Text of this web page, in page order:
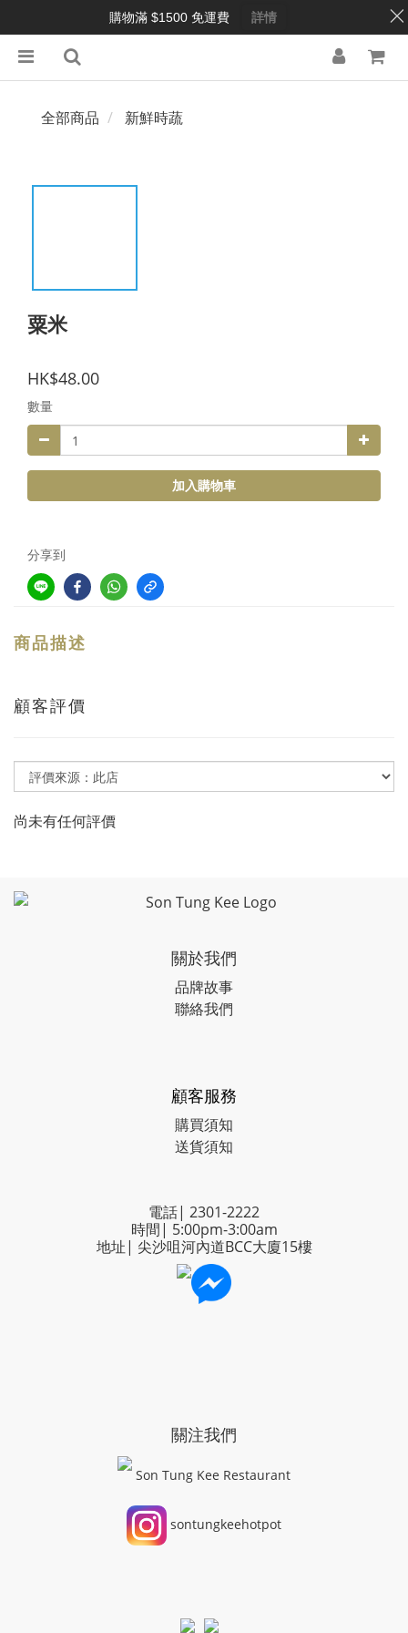
全部商品 新鮮時蔬
粟米
HK$48.00
數量
加入購物車
分享到
商品描述
顧客評價
尚未有任何評價
關於我們
品牌故事
聯絡我們
顧客服務
購買須知
送貨須知
電話| 2301-2222
時間| 5:00pm-3:00am
地址| 尖沙咀河內道BCC大廈15樓
關注我們
Son Tung Kee Restaurant
sontungkeehotpot
購物滿 $1500 免運費 詳情